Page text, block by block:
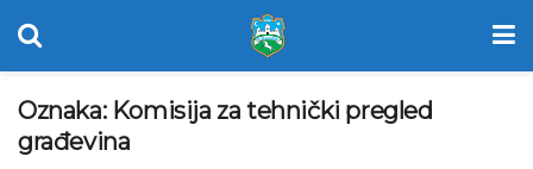
Oznaka: Komisija za tehnički pregled
građevina